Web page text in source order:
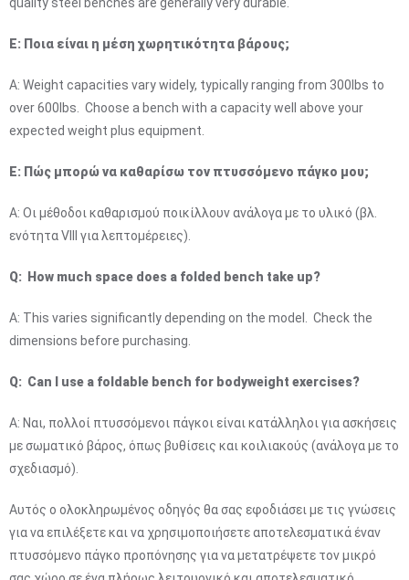
Ε: Ποια είναι η μέση χωρητικότητα βάρους;
A: Weight capacities vary widely, typically ranging from 300lbs to
over 600lbs. Choose a bench with a capacity well above your
expected weight plus equipment.
Ε: Πώς μπορώ να καθαρίσω τον πτυσσόμενο πάγκο μου;
Α: Οι μέθοδοι καθαρισμού ποικίλλουν ανάλογα με το υλικό (βλ.
ενότητα VIII για λεπτομέρειες).
Q: How much space does a folded bench take up?
A: This varies significantly depending on the model. Check the
dimensions before purchasing.
Q: Can I use a foldable bench for bodyweight exercises?
Α: Ναι, πολλοί πτυσσόμενοι πάγκοι είναι κατάλληλοι για ασκήσεις
με σωματικό βάρος, όπως βυθίσεις και κοιλιακούς (ανάλογα με το
σχεδιασμό).
Αυτός ο ολοκληρωμένος οδηγός θα σας εφοδιάσει με τις γνώσεις
για να επιλέξετε και να χρησιμοποιήσετε αποτελεσματικά έναν
πτυσσόμενο πάγκο προπόνησης για να μετατρέψετε τον μικρό